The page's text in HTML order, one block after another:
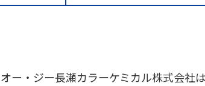
オー・ジー長瀬カラーケミカル株式会社